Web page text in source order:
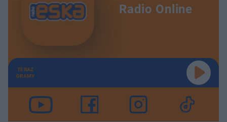
Radio Online
TERAZ
GRAMY